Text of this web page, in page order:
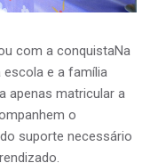
com a conquistaNa
escola e a família
apenas matricular a
o
suporte necessário